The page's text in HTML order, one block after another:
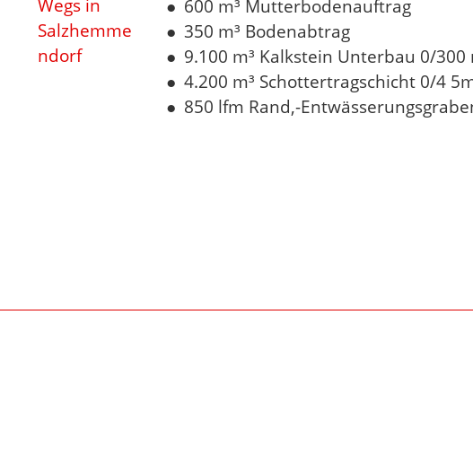
600 m³ Mutterbodenauftrag
350 m³ Bodenabtrag
9.100 m³ Kalkstein Unterbau 0/300
4.200 m³ Schottertragschicht 0/4
850 lfm Rand,-